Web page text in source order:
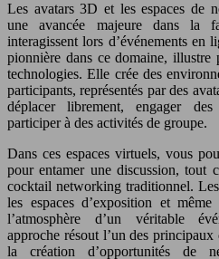
Les avatars 3D et les espaces de
une avancée majeure dans la
interagissent lors d’événements
pionnière dans ce domaine, illustre
technologies. Elle crée des
participants, représentés par des
déplacer librement, engager
participer à des activités de groupe.
Dans ces espaces virtuels, vous
pour entamer une discussion, tout
cocktail networking traditionnel.
les espaces d’exposition et
l’atmosphère d’un véritable
approche résout l’un des
la création d’opportunités de